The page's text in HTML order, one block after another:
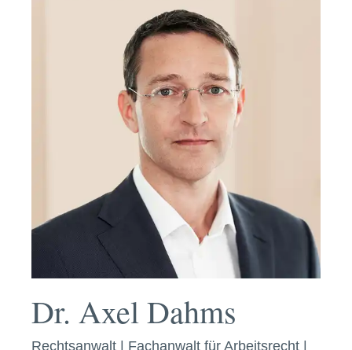
Dr. Axel Dahms
Rechtsanwalt | Fachanwalt für Arbeitsrecht |